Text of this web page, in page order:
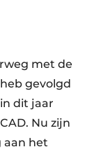
met de
gevolgd
dit jaar
Nu zijn
aan het